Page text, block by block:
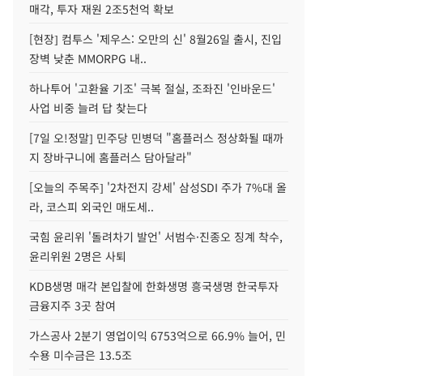
매각, 투자 재원 2조5천억 확보
[현장] 컴투스 '제우스: 오만의 신' 8월26일 출시, 진입
장벽 낮춘 MMORPG 내..
하나투어 '고환율 기조' 극복 절실, 조좌진 '인바운드'
사업 비중 늘려 답 찾는다
[7일 오!정말] 민주당 민병덕 "홈플러스 정상화될 때까
지 장바구니에 홈플러스 담아달라"
[오늘의 주목주] '2차전지 강세' 삼성SDI 주가 7%대 올
라, 코스피 외국인 매도세..
국힘 윤리위 '돌려차기 발언' 서범수·진종오 징계 착수,
윤리위원 2명은 사퇴
KDB생명 매각 본입찰에 한화생명 흥국생명 한국투자
금융지주 3곳 참여
가스공사 2분기 영업이익 6753억으로 66.9% 늘어, 민
수용 미수금은 13.5조